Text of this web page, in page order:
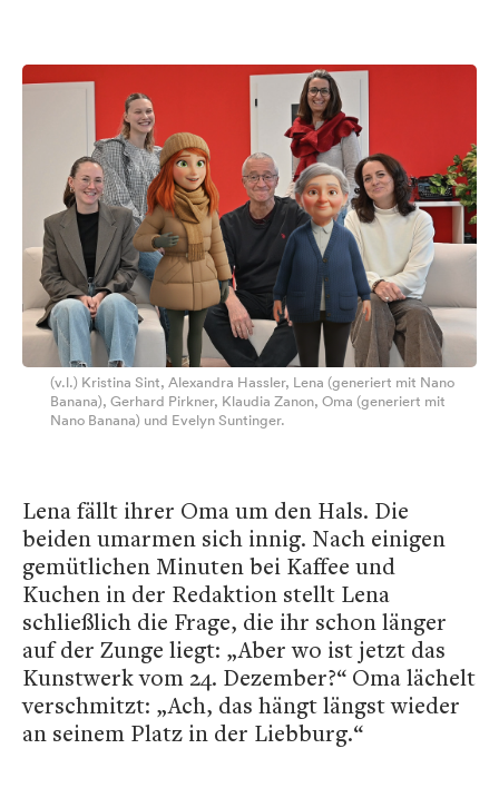
(v.l.) Kristina Sint, Alexandra Hassler, Lena (generiert mit Nano
Banana), Gerhard Pirkner, Klaudia Zanon, Oma (generiert mit
Nano Banana) und Evelyn Suntinger.
Lena fällt ihrer Oma um den Hals. Die
beiden umarmen sich innig. Nach einigen
gemütlichen Minuten bei Kaffee und
Kuchen in der Redaktion stellt Lena
schließlich die Frage, die ihr schon länger
auf der Zunge liegt: „Aber wo ist jetzt das
Kunstwerk vom 24. Dezember?“ Oma lächelt
verschmitzt: „Ach, das hängt längst wieder
an seinem Platz in der Liebburg.“